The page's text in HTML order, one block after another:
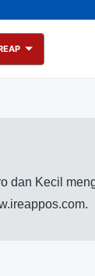
dan Kecil